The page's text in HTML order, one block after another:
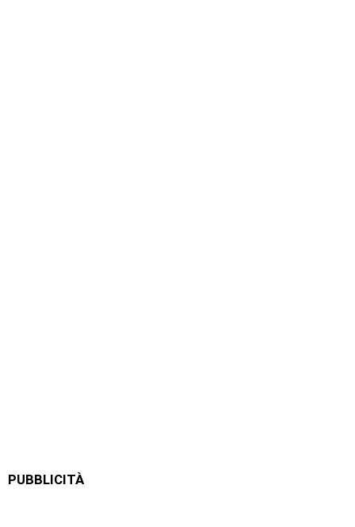
PUBBLICITÀ